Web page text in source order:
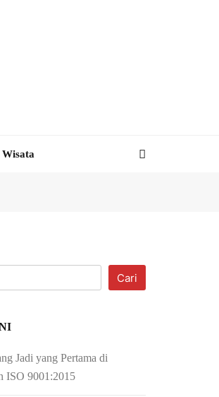
Cari
Jadi yang Pertama di
ISO 9001:2015